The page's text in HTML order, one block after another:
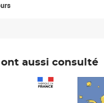
aussi consulté
Prix 7,50€